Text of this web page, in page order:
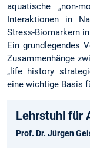
aquatische „non-
Interaktionen in
Stress-Biomarkern
Ein grundlegendes
Zusammenhänge
„life history
eine wichtige Basis
Lehrstuhl für
Prof. Dr. Jürgen